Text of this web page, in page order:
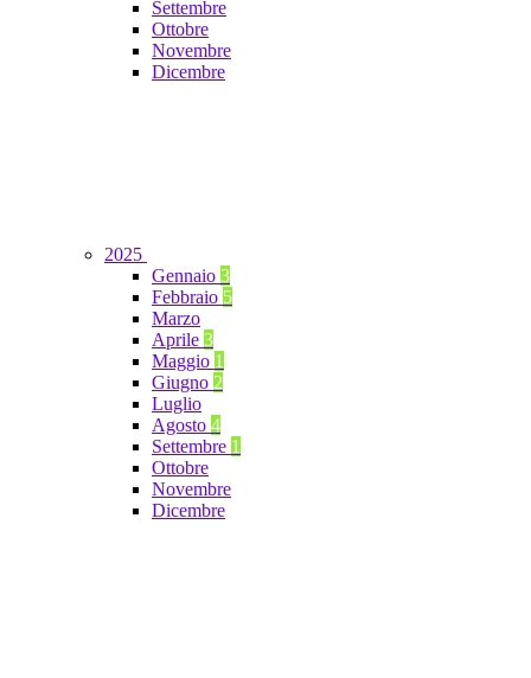
Settembre
Ottobre
Novembre
Dicembre
2025
Gennaio 3
Febbraio 5
Marzo
Aprile 3
Maggio 1
Giugno 2
Luglio
Agosto 4
Settembre 1
Ottobre
Novembre
Dicembre